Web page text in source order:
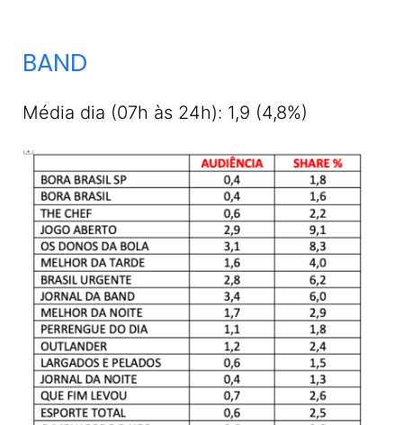
BAND
Média dia (07h às 24h): 1,9 (4,8%)